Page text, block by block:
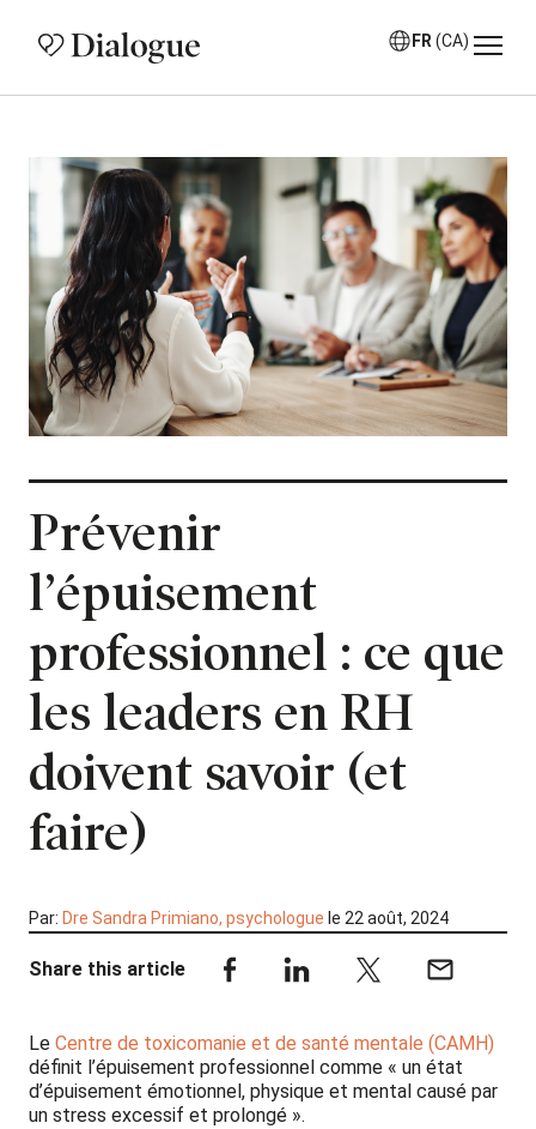
FR (CA)
Prévenir
l’épuisement
professionnel : ce que
les leaders en RH
doivent savoir (et
faire)
Par: Dre Sandra Primiano, psychologue le 22 août, 2024
Share this article
Le Centre de toxicomanie et de santé mentale (CAMH)
définit l’épuisement professionnel comme « un état
d’épuisement émotionnel, physique et mental causé par
un stress excessif et prolongé ».